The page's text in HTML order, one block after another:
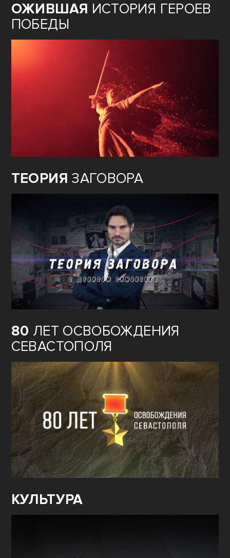
ОЖИВШАЯ ИСТОРИЯ ГЕРОЕВ
ПОБЕДЫ
ТЕОРИЯ ЗАГОВОРА
80 ЛЕТ ОСВОБОЖДЕНИЯ
СЕВАСТОПОЛЯ
КУЛЬТУРА